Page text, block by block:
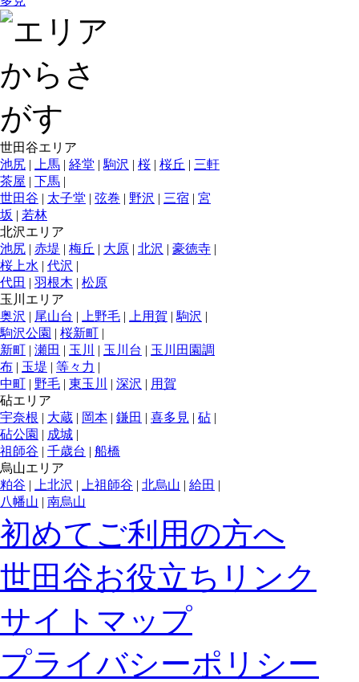
世田谷エリア
池尻 | 上馬 | 経堂 | 駒沢 | 桜 | 桜丘 | 三軒
茶屋 | 下馬 |
世田谷 | 太子堂 | 弦巻 | 野沢 | 三宿 | 宮
坂 | 若林
北沢エリア
池尻 | 赤堤 | 梅丘 | 大原 | 北沢 | 豪徳寺 |
桜上水 | 代沢 |
代田 | 羽根木 | 松原
玉川エリア
奥沢 | 尾山台 | 上野毛 | 上用賀 | 駒沢 |
駒沢公園 | 桜新町 |
新町 | 瀬田 | 玉川 | 玉川台 | 玉川田園調
布 | 玉堤 | 等々力 |
中町 | 野毛 | 東玉川 | 深沢 | 用賀
砧エリア
宇奈根 | 大蔵 | 岡本 | 鎌田 | 喜多見 | 砧 |
砧公園 | 成城 |
祖師谷 | 千歳台 | 船橋
烏山エリア
粕谷 | 上北沢 | 上祖師谷 | 北烏山 | 給田 |
八幡山 | 南烏山
初めてご利用の方へ
世田谷お役立ちリンク
サイトマップ
プライバシーポリシー